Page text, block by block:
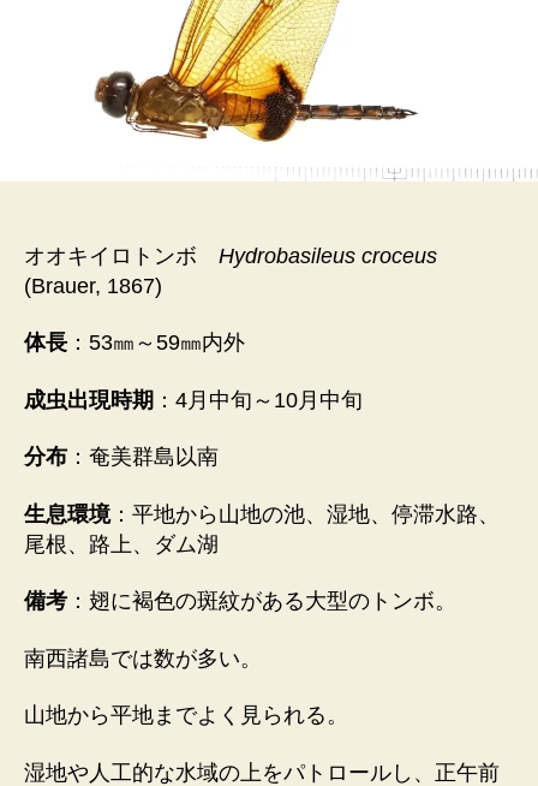
オオキイロトンボ Hydrobasileus croceus
(Brauer, 1867)
体長 ：53㎜～59㎜内外
成虫出現時期 ：4月中旬～10月中旬
分布 ：奄美群島以南
生息環境：平地から山地の池、湿地、停滞水路、
尾根、路上、ダム湖
備考 ：翅に褐色の斑紋がある大型のトンボ。
南西諸島では数が多い。
山地から平地までよく見られる。
湿地や人工的な水域の上をパトロールし、正午前